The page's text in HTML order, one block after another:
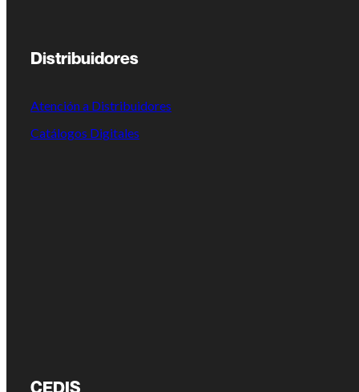
Distribuidores
Atención a Distribuidores
Catálogos Digitales
CEDIS